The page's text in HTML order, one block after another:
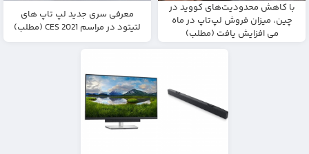
با کاهش محدودیت‌های کووید در
چین، میزان فروش لپ‌تاپ در ماه
می افزایش یافت (مطلب)
معرفی سری جدید لپ تاپ های
لتیتود در مراسم CES 2021 (مطلب)